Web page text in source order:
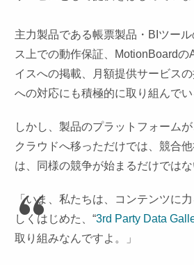
主力製品である帳票製品・BIツー
ス上での動作保証、MotionBoardの
イスへの掲載、月額提供サービス
への対応にも積極的に取り組んでい
しかし、製品のプラットフォーム
クラウドへ移っただけでは、競合
は、同様の競争が始まるだけではな
「いま、私たちは、コンテンツに
しくはじめた、“3rd Party Data
取り組みなんですよ。」